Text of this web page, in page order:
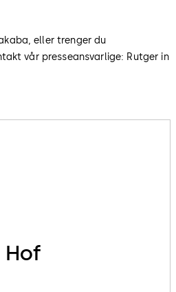
eller trenger du
vår presseansvarlige: Rutger in
Hof